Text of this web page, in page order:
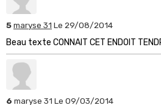
5maryse 31 Le 29/08/2014
Beau texte CONNAIT CET ENDOIT
6 maryse 31 Le 09/03/2014